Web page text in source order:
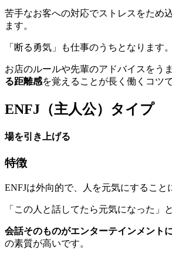
苦手なお客への対応でストレスをため
ます。
「断る勇気」も仕事のうちとなります。
お店のルールや先輩のアドバイスをう
る距離感を覚えることが長く働くコツで
ENFJ（主人公）タイプ
場を引き上げる
特徴
ENFJは外向的で、人を元気にすること
「この人と話してたら元気になった」
会話そのものがエンターテインメント
の素質が高いです。